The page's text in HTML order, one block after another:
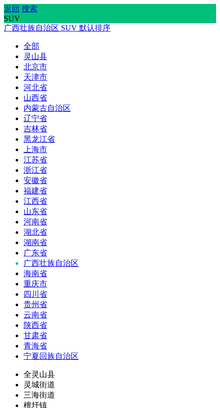
返回 搜索
SUV
广西壮族自治区 SUV 默认排序
全部
灵山县
北京市
天津市
河北省
山西省
内蒙古自治区
辽宁省
吉林省
黑龙江省
上海市
江苏省
浙江省
安徽省
福建省
江西省
山东省
河南省
湖北省
湖南省
广东省
广西壮族自治区
海南省
重庆市
四川省
贵州省
云南省
陕西省
甘肃省
青海省
宁夏回族自治区
全灵山县
灵城街道
三海街道
檀圩镇